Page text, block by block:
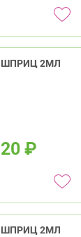
ШПРИЦ 2МЛ
20 ₽
ШПРИЦ 2МЛ